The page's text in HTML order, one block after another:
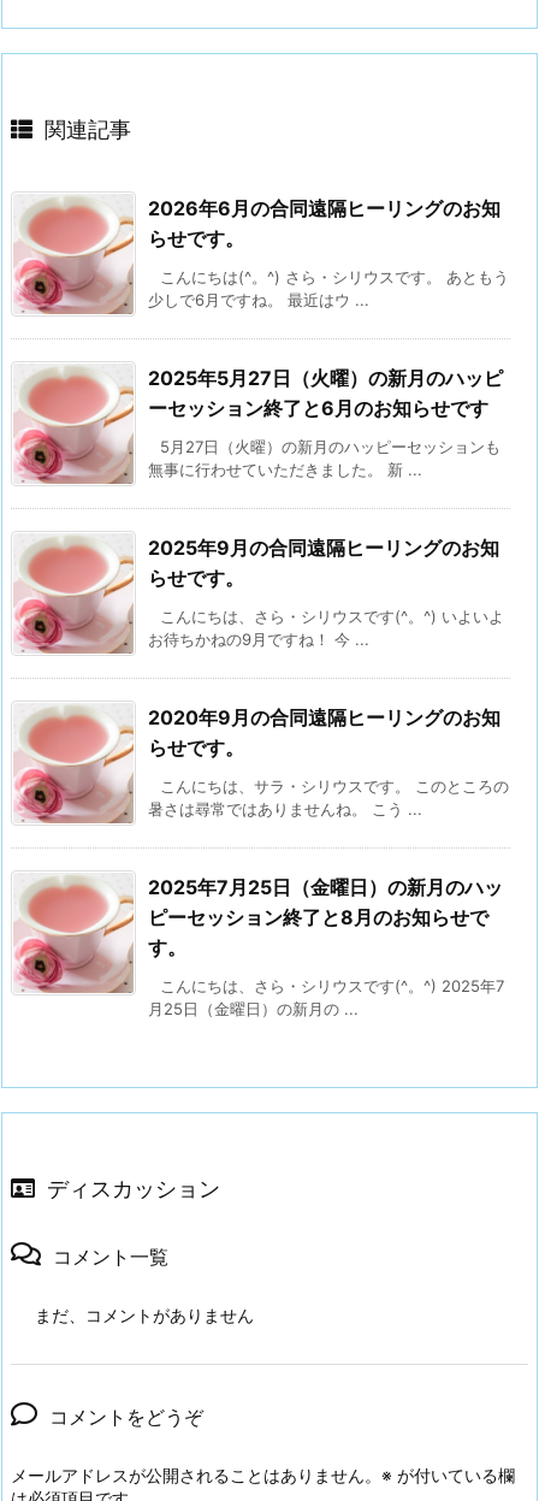
関連記事
2026年6月の合同遠隔ヒーリングのお知
らせです。
こんにちは(^。^) さら・シリウスです。 あともう
少しで6月ですね。 最近はウ ...
2025年5月27日（火曜）の新月のハッピ
ーセッション終了と6月のお知らせです
5月27日（火曜）の新月のハッピーセッションも
無事に行わせていただきました。 新 ...
2025年9月の合同遠隔ヒーリングのお知
らせです。
こんにちは、さら・シリウスです(^。^) いよいよ
お待ちかねの9月ですね！ 今 ...
2020年9月の合同遠隔ヒーリングのお知
らせです。
こんにちは、サラ・シリウスです。 このところの
暑さは尋常ではありませんね。 こう ...
2025年7月25日（金曜日）の新月のハッ
ピーセッション終了と8月のお知らせで
す。
こんにちは、さら・シリウスです(^。^) 2025年7
月25日（金曜日）の新月の ...
ディスカッション
コメント一覧
まだ、コメントがありません
コメントをどうぞ
メールアドレスが公開されることはありません。 ※ が付いている欄